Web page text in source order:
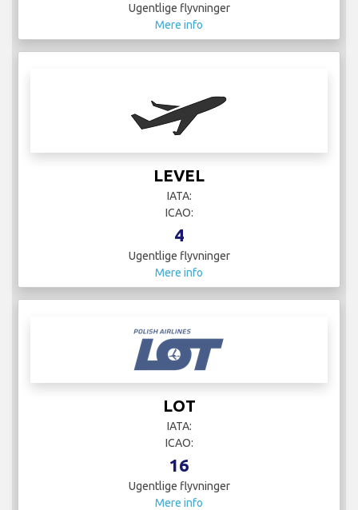
Ugentlige flyvninger
Mere info
LEVEL
IATA:
ICAO:
4
Ugentlige flyvninger
Mere info
LOT
IATA:
ICAO:
16
Ugentlige flyvninger
Mere info